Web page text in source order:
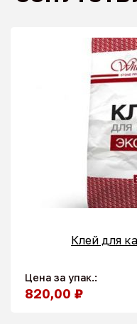
Клей для
Цена за упак.:
820,00 ₽